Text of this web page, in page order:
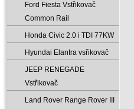
Ford Fiesta Vstřikovač
Common Rail
Honda Civic 2.0 i TDI 77KW
Hyundai Elantra vsřikovač
JEEP RENEGADE
Vstřikovač
Land Rover Range Rover III